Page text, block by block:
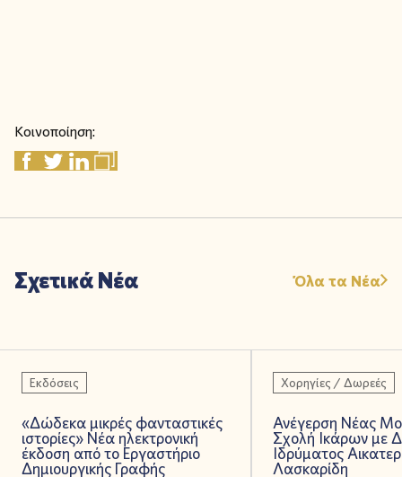
Κοινοποίηση:
Σχετικά Νέα Όλα τα Νέα
Εκδόσεις
«Δώδεκα μικρές φανταστικές
ιστορίες» Νέα ηλεκτρονική
έκδοση από το Εργαστήριο
Δημιουργικής Γραφής
Χορηγίες / Δωρεές
Ανέγερση Νέας
Σχολή Ικάρων με
Ιδρύματος
Λασκαρίδη